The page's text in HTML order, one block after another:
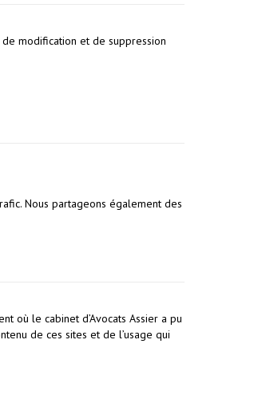
modification et de suppression
Nous partageons également des
où le cabinet d’Avocats Assier a pu
de ces sites et de l’usage qui